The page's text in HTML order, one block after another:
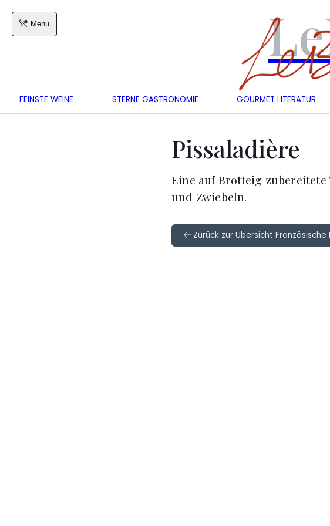
Menu
FEINSTE WEINE STERNE GASTRONOMIE GOURMET LITERATUR
Pissaladière
Eine auf Brotteig zubereitete
und Zwiebeln.
Zurück zur Übersicht Französische